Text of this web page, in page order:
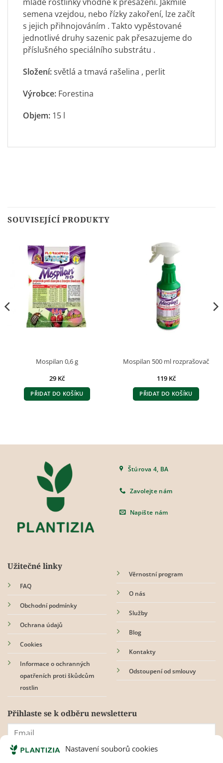
Nastavení souborů cookies
semena vzejdou, nebo řízky zakoření, lze začít
s jejich přihnojováním . Takto vypěstované
jednotlivé druhy sazenic pak přesazujeme do
příslušného speciálního substrátu .
Složení:světlá a tmavá rašelina , perlit
Výrobce: Forestina
Objem: 15 l
SOUVISEJÍCÍ PRODUKTY
Mospilan 0,6 g
29 Kč
PŘIDAT DO KOŠÍKU
Mospilan 500 ml rozprašovač
119 Kč
PŘIDAT DO KOŠÍKU
Štúrova 4, BA
Zavolejte nám
Napište nám
Užitečné linky
FAQ
Obchodní podmínky
Ochrana údajů
Cookies
Informace o ochranných
opatřeních proti škůdcům
rostlin
Věrnostní program
O nás
Služby
Blog
Kontakty
Odstoupení od smlouvy
Přihlaste se k odběru newsletteru